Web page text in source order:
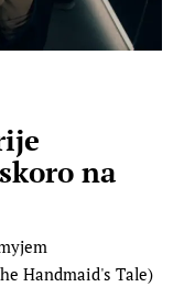
na
Handmaid's Tale)